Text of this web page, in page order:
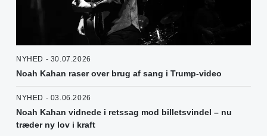
NYHED - 30.07.2026
Noah Kahan raser over brug af sang i Trump-video
NYHED - 03.06.2026
Noah Kahan vidnede i retssag mod billetsvindel – nu
træder ny lov i kraft